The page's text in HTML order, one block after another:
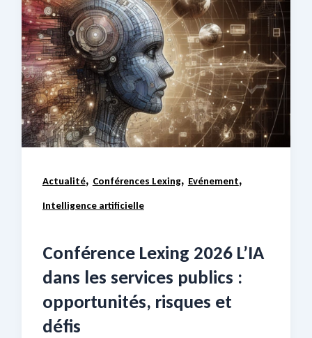
Actualité, Conférences Lexing, Evénement,
Intelligence artificielle
Conférence Lexing 2026 L’IA
dans les services publics :
opportunités, risques et
défis